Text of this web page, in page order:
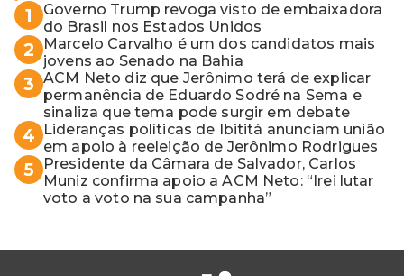
1
Governo Trump revoga visto de embaixadora
do Brasil nos Estados Unidos
2
Marcelo Carvalho é um dos candidatos mais
jovens ao Senado na Bahia
3 ACM Neto diz que Jerônimo terá de explicar
permanência de Eduardo Sodré na Sema e
sinaliza que tema pode surgir em debate
4
Lideranças políticas de Ibititá anunciam união
em apoio à reeleição de Jerônimo Rodrigues
5
Presidente da Câmara de Salvador, Carlos
Muniz confirma apoio a ACM Neto: “Irei lutar
voto a voto na sua campanha”